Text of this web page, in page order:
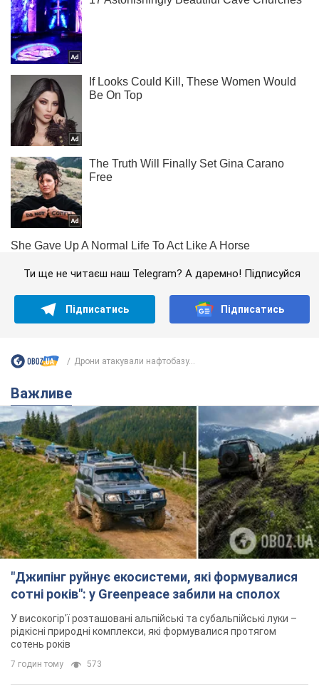
Ти ще не читаєш наш Telegram? А даремно! Підписуйся
Підписатись Підписатись
Дрони атакували нафтобазу...
Важливе
"Джипінг руйнує екосистеми, які формувалися
сотні років": у Greenpeace забили на сполох
У високогір'ї розташовані альпійські та субальпійські луки –
рідкісні природні комплекси, які формувалися протягом
сотень років
7 годин тому 573